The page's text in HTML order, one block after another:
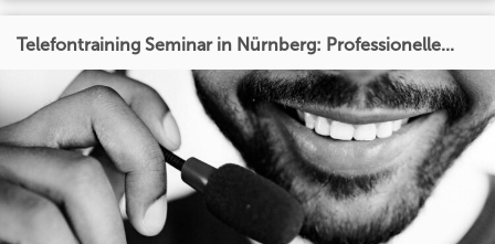
Telefontraining Seminar in Nürnberg: Professionelle...